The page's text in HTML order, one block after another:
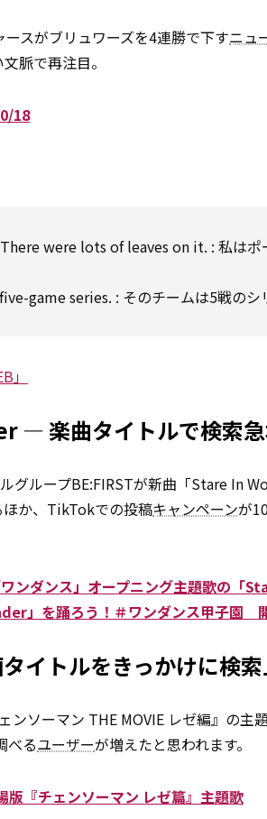
スがブリュワーズを4連勝で下すニュ
脈で再注目。
18
were lots of leaves on it. : 私は
game series. : そのチームは5戦のシ
」
― 楽曲タイトルで検索
グループBE:FIRSTが新曲「Stare In
か、TikTokでの投稿キャンペーンが
ワンダンス」オープニング主題歌の
」を踊ろう！＃ワンダンス甲子園
イトルをきっかけに検索
ンソーマン THE MOVIE レゼ編』の
べるユーザーが増えたと思われます。
版『チェンソーマン レゼ篇』主題歌